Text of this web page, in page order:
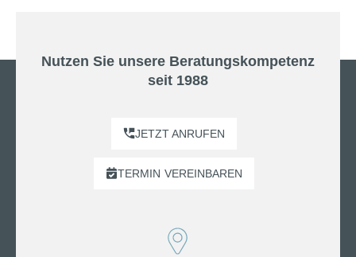
Nutzen Sie unsere Beratungskompetenz
seit 1988
JETZT ANRUFEN
TERMIN VEREINBAREN